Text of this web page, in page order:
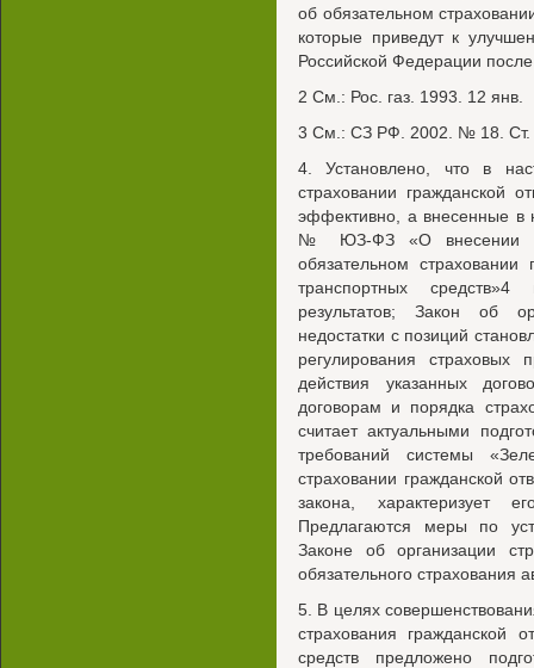
об обязательном
которые приведут к
Российской Федерации
2 См.: Рос. газ. 1993. 12 янв.
3 См.: СЗ РФ. 2002. № 18. Ст.
4. Установлено, что в
страховании гражданской
эффективно, а внесенные в
№ ЮЗ-ФЗ «О внесении
обязательном страховании
транспортных
результатов; Закон об
недостатки с позиций
регулирования страховых
действия указанных
договорам и порядка
считает актуальными
требований системы
страховании гражданской
закона, характеризует
Предлагаются меры по
Законе об организации
обязательного страхования
5. В целях
страхования гражданской
средств предложено